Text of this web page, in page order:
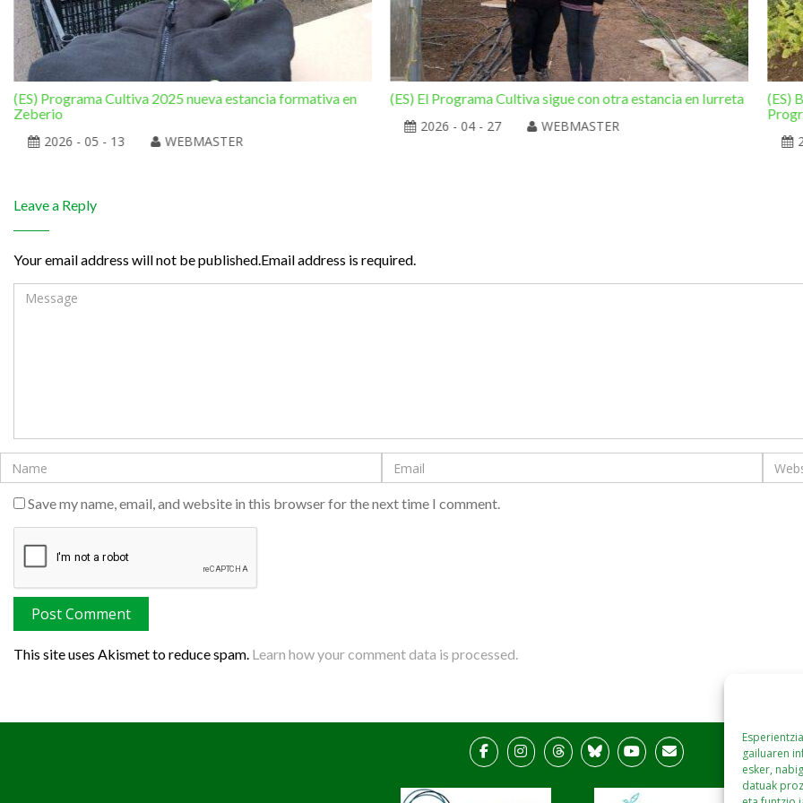
gailuaren
esker,
datuak
(ES) Programa Cultiva 2025 nueva estancia formativa en
Zeberio
2026 - 05 - 13
WEBMASTER
(ES) El Programa Cultiva sigue con otra estancia en Iurreta
2026 - 04 - 27
WEBMASTER
(ES)
Leave a Reply
Your email address will not be published.Email address is required.
Save my name, email, and website in this browser for the next time I comment.
This site uses Akismet to reduce spam. Learn how your comment data is processed.